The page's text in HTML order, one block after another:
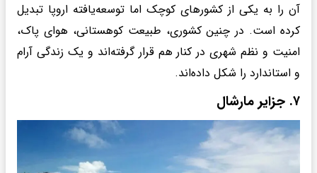
آن را به یکی از کشورهای کوچک اما توسعه‌یافته اروپا تبدیل
کرده است. در چنین کشوری، طبیعت کوهستانی، هوای پاک،
امنیت و نظم شهری در کنار هم قرار گرفته‌اند و یک زندگی آرام
و استاندارد را شکل داده‌اند.
۷. جزایر مارشال